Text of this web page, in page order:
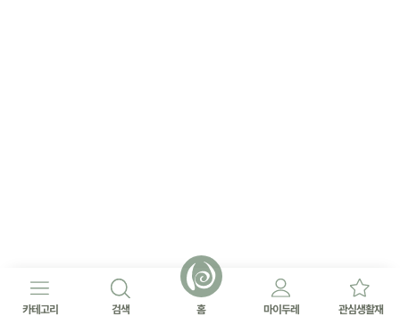
카테고리 검색 홈 마이두레 관심생활재